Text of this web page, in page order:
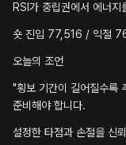
RSI가 중립권에서 에너
숏 진입 77,516 / 익절
오늘의 조언
"횡보 기간이 길어질수록
준비해야 합니다.
설정한 타점과 손절을 신